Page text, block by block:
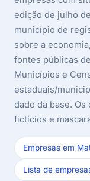
edição de julho
município de
sobre a
fontes públicas
Municípios e
estaduais/
dado da base.
fictícios e
Empresas em
Lista de